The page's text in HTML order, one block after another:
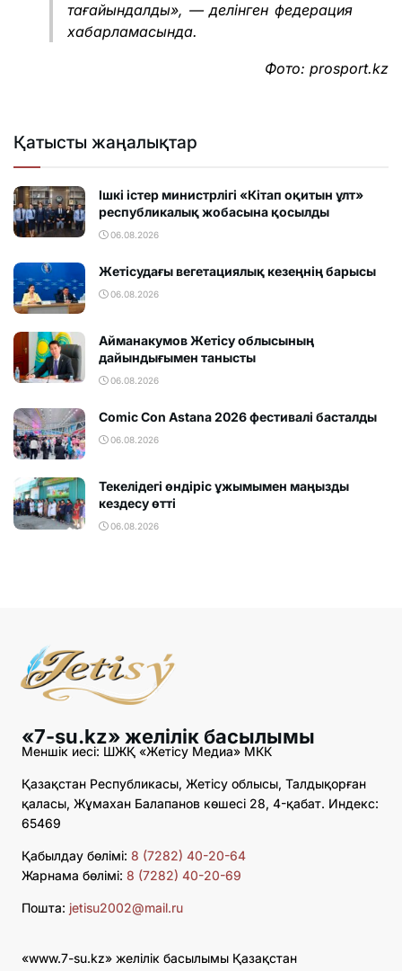
тағайындалды», — делінген федерация
хабарламасында.
Фото: prosport.kz
Қатысты жаңалықтар
Ішкі істер министрлігі «Кітап оқитын ұлт»
республикалық жобасына қосылды
06.08.2026
Жетісудағы вегетациялық кезеңнің барысы
06.08.2026
Айманакумов Жетісу облысының
дайындығымен танысты
06.08.2026
Comic Con Astana 2026 фестивалi басталды
06.08.2026
Текелідегі өндіріс ұжымымен маңызды
кездесу өтті
06.08.2026
«7-su.kz» желілік басылымы
Меншік иесі: ШЖҚ «Жетісу Медиа» МКК
Қазақстан Республикасы, Жетісу облысы, Талдықорған
қаласы, Жұмахан Балапанов көшесі 28, 4-қабат. Индекс:
65469
Қабылдау бөлімі: 8 (7282) 40-20-64
Жарнама бөлімі: 8 (7282) 40-20-69
Пошта: jetisu2002@mail.ru
«www.7-su.kz» желілік басылымы Қазақстан